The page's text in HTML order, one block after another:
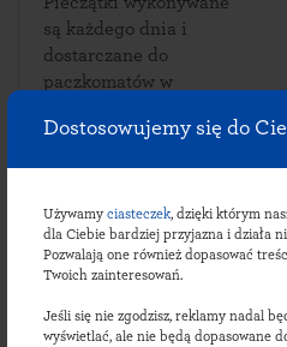
Dostosowujemy się do
Używamy ciasteczek, dzięki którym
dla Ciebie bardziej przyjazna i działa
Pozwalają one również dopasować
Twoich zainteresowań.
Jeśli się nie zgodzisz, reklamy nadal
wyświetlać, ale nie będą dopasowane
są każdego dnia i
dostarczane do
paczkomatów w
Sprawdź